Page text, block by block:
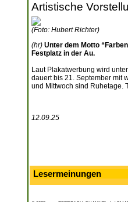
Artistische
(Foto: Hubert Richter)
(hr) Unter dem Motto
Festplatz in der Au.
Laut Plakatwerbung wird
dauert bis 21. September mit
und Mittwoch sind Ruhetage.
12.09.25
Lesermeinungen